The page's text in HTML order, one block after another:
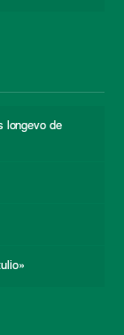
longevo de